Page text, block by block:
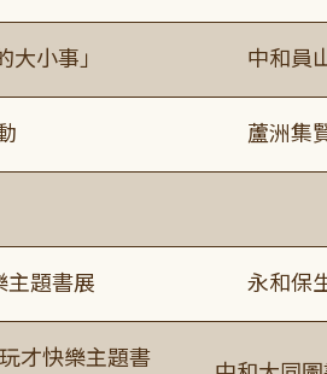
小事」 中和員
蘆洲集
主題書展 永和保
才快樂主題書